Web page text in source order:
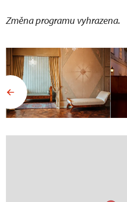
Změna programu vyhrazena.